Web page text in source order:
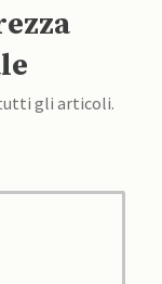
gli articoli.